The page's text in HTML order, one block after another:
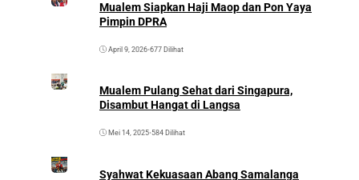
Mualem Siapkan Haji Maop dan Pon Yaya
Pimpin DPRA
April 9, 2026•677 Dilihat
Mualem Pulang Sehat dari Singapura,
Disambut Hangat di Langsa
Mei 14, 2025•584 Dilihat
Syahwat Kekuasaan Abang Samalanga